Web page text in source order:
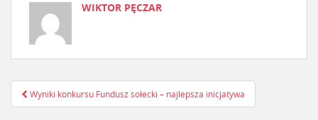
WIKTOR PĘCZAR
Nawigacja postu
Wyniki konkursu Fundusz sołecki – najlepsza inicjatywa